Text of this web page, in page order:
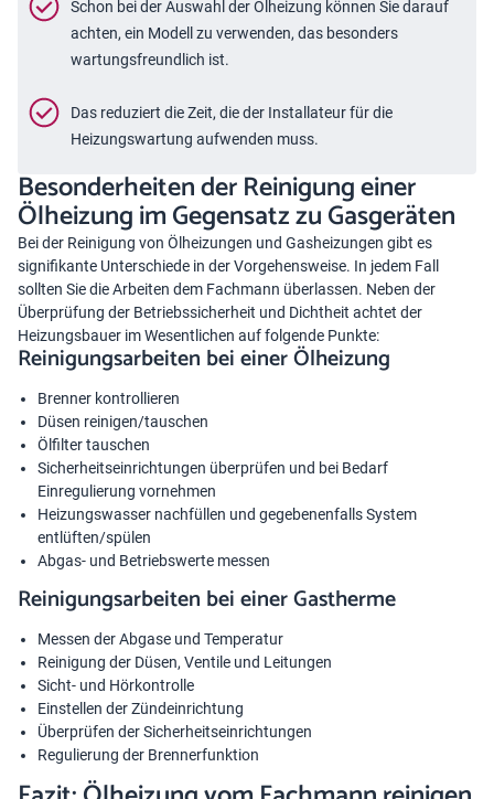
Schon bei der Auswahl der Ölheizung können Sie darauf
achten, ein Modell zu verwenden, das besonders
wartungsfreundlich ist.
Das reduziert die Zeit, die der Installateur für die
Heizungswartung aufwenden muss.
Besonderheiten der Reinigung einer
Ölheizung im Gegensatz zu Gasgeräten
Bei der Reinigung von Ölheizungen und Gasheizungen gibt es
signifikante Unterschiede in der Vorgehensweise. In jedem Fall
sollten Sie die Arbeiten dem Fachmann überlassen. Neben der
Überprüfung der Betriebssicherheit und Dichtheit achtet der
Heizungsbauer im Wesentlichen auf folgende Punkte:
Reinigungsarbeiten bei einer Ölheizung
Brenner kontrollieren
Düsen reinigen/tauschen
Ölfilter tauschen
Sicherheitseinrichtungen überprüfen und bei Bedarf
Einregulierung vornehmen
Heizungswasser nachfüllen und gegebenenfalls System
entlüften/spülen
Abgas- und Betriebswerte messen
Reinigungsarbeiten bei einer Gastherme
Messen der Abgase und Temperatur
Reinigung der Düsen, Ventile und Leitungen
Sicht- und Hörkontrolle
Einstellen der Zündeinrichtung
Überprüfen der Sicherheitseinrichtungen
Regulierung der Brennerfunktion